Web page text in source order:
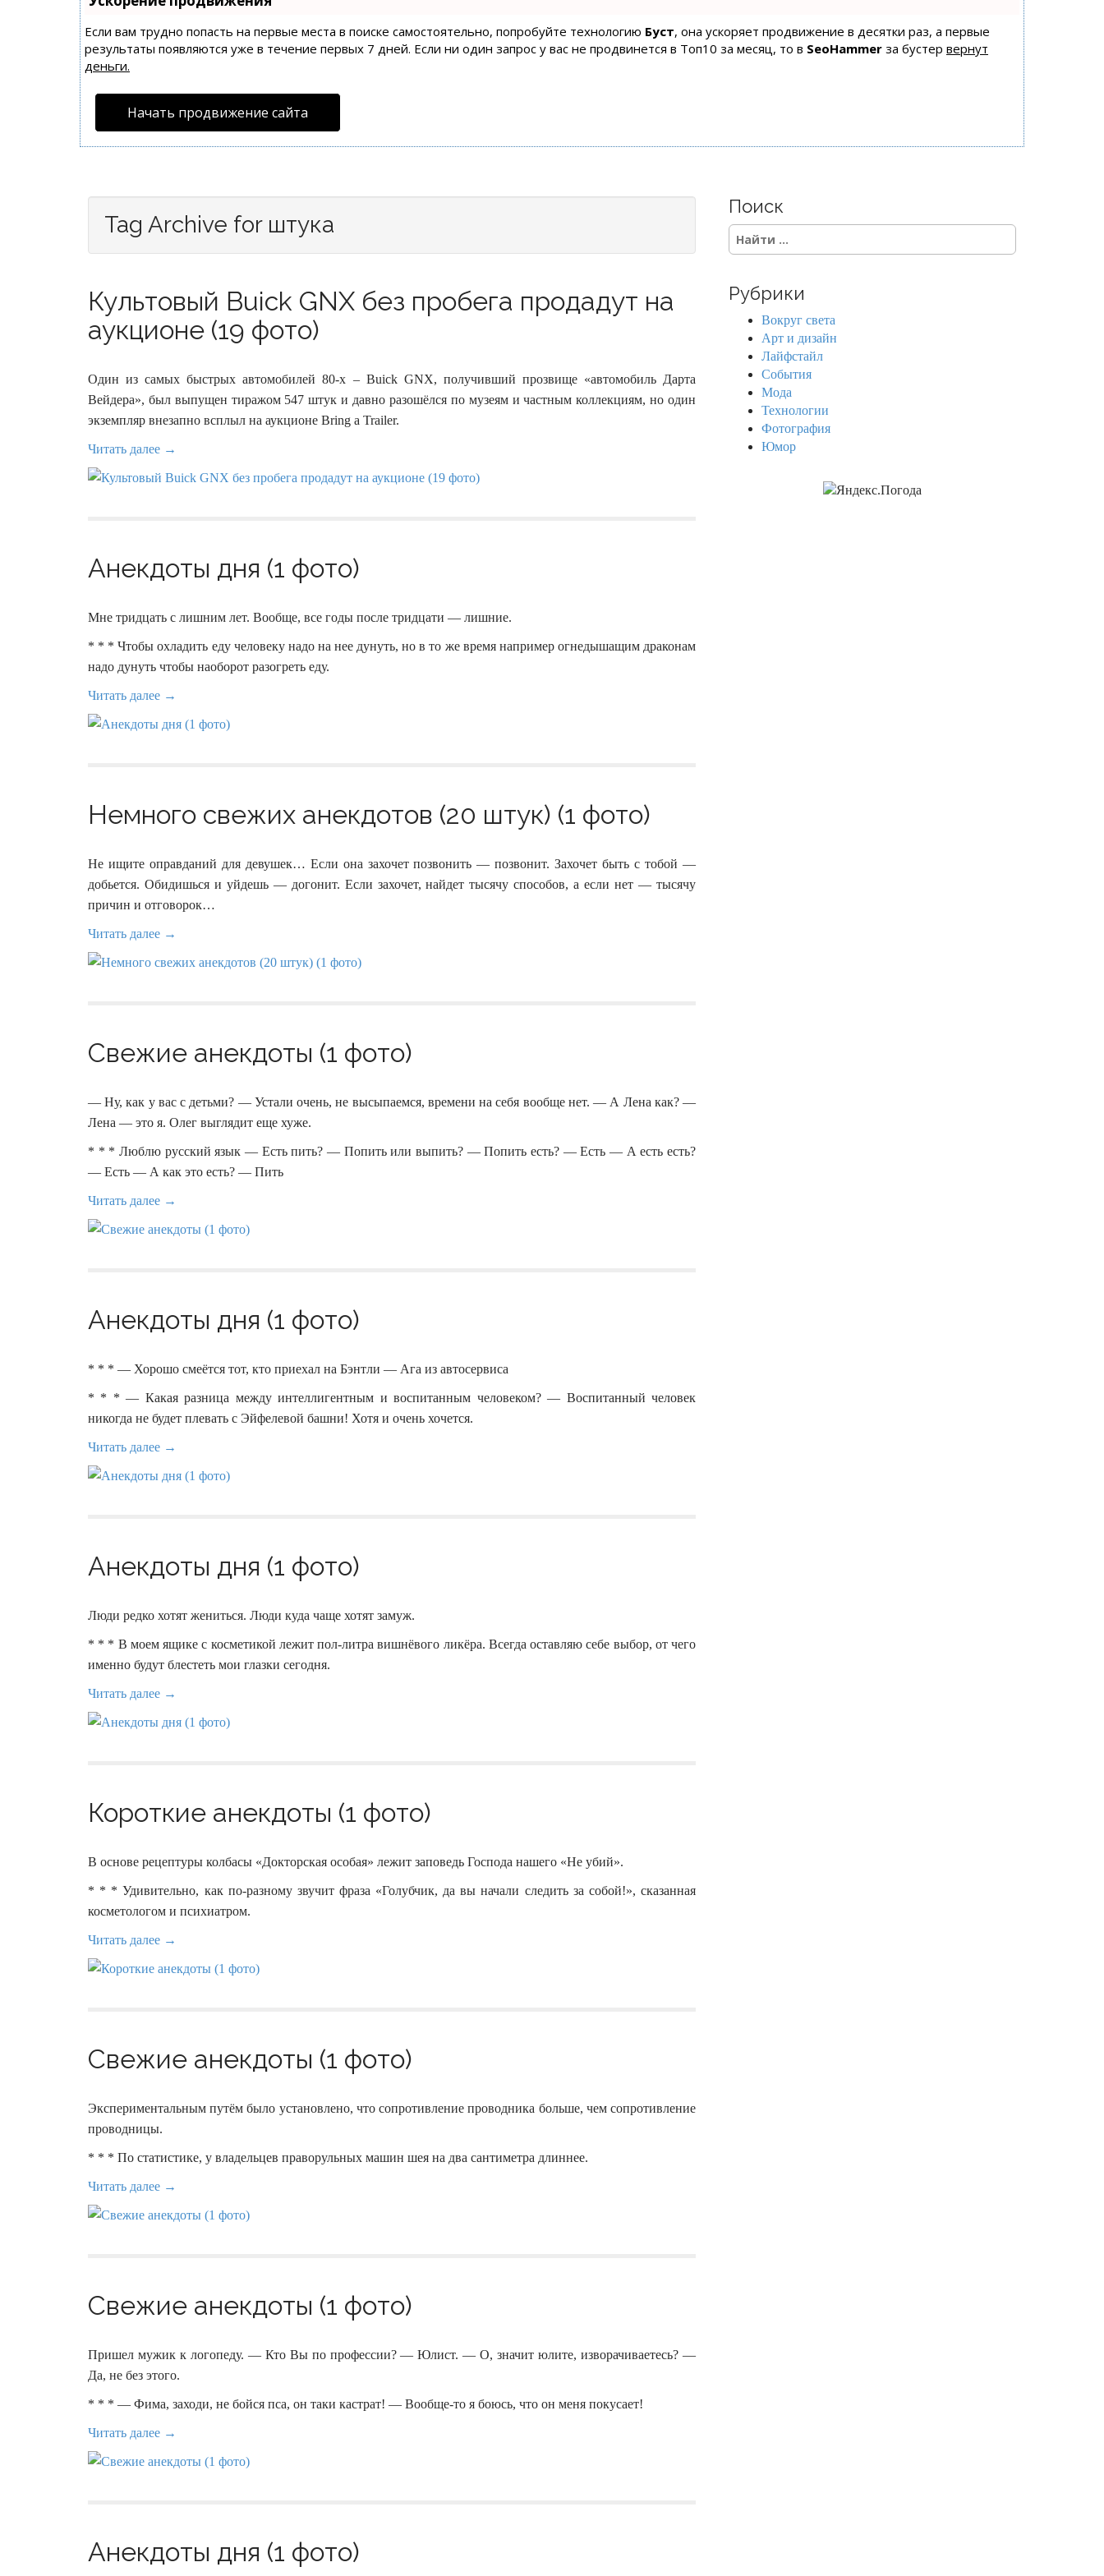
Если вам трудно попасть на первые места в поиске самостоятельно, попробуйте технологию Буст, она ускоряет продвижение в десятки раз, а первые
результаты появляются уже в течение первых 7 дней. Если ни один запрос у вас не продвинется в Топ10 за месяц, то в SeoHammer за бустер вернут
деньги.
Начать продвижение сайта
Tag Archive for штука
Культовый Buick GNX без пробега продадут на
аукционе (19 фото)
Один из самых быстрых автомобилей 80-х – Buick GNX, получивший прозвище «автомобиль Дарта
Вейдера», был выпущен тиражом 547 штук и давно разошёлся по музеям и частным коллекциям, но один
экземпляр внезапно всплыл на аукционе Bring a Trailer.
Читать далее →
Анекдоты дня (1 фото)
Мне тридцать с лишним лет. Вообще, все годы после тридцати — лишние.
* * * Чтобы охладить еду человеку надо на нее дунуть, но в то же время например огнедышащим драконам
надо дунуть чтобы наоборот разогреть еду.
Читать далее →
Немного свежих анекдотов (20 штук) (1 фото)
Не ищите оправданий для девушек… Если она захочет позвонить — позвонит. Захочет быть с тобой —
добьется. Обидишься и уйдешь — догонит. Если захочет, найдет тысячу способов, а если нет — тысячу
причин и отговорок…
Читать далее →
Свежие анекдоты (1 фото)
— Ну, как у вас с детьми? — Устали очень, не высыпаемся, времени на себя вообще нет. — А Лена как? —
Лена — это я. Олег выглядит еще хуже.
* * * Люблю русский язык — Есть пить? — Попить или выпить? — Попить есть? — Есть — А есть есть?
— Есть — А как это есть? — Пить
Читать далее →
Анекдоты дня (1 фото)
* * * — Хорошо смеётся тот, кто приехал на Бэнтли — Ага из автосервиса
* * * — Какая разница между интеллигентным и воспитанным человеком? — Воспитанный человек
никогда не будет плевать с Эйфелевой башни! Хотя и очень хочется.
Читать далее →
Анекдоты дня (1 фото)
Люди редко хотят жениться. Люди куда чаще хотят замуж.
* * * В моем ящике с косметикой лежит пол-литра вишнёвого ликёра. Всегда оставляю себе выбор, от чего
именно будут блестеть мои глазки сегодня.
Читать далее →
Короткие анекдоты (1 фото)
В основе рецептуры колбасы «Докторская особая» лежит заповедь Господа нашего «Не убий».
* * * Удивительно, как по-разному звучит фраза «Голубчик, да вы начали следить за собой!», сказанная
косметологом и психиатром.
Читать далее →
Свежие анекдоты (1 фото)
Экспериментальным путём было установлено, что сопротивление проводника больше, чем сопротивление
проводницы.
* * * По статистике, у владельцев праворульных машин шея на два сантиметра длиннее.
Читать далее →
Свежие анекдоты (1 фото)
Пришел мужик к логопеду. — Кто Вы по профессии? — Юлист. — О, значит юлите, изворачиваетесь? —
Да, не без этого.
* * * — Фима, заходи, не бойся пса, он таки кастрат! — Вообще-то я боюсь, что он меня покусает!
Читать далее →
Анекдоты дня (1 фото)
Поиск
S
e
c
Рубрики
Вокруг света
Арт и дизайн
Лайфстайл
События
Мода
Технологии
Фотография
Юмор